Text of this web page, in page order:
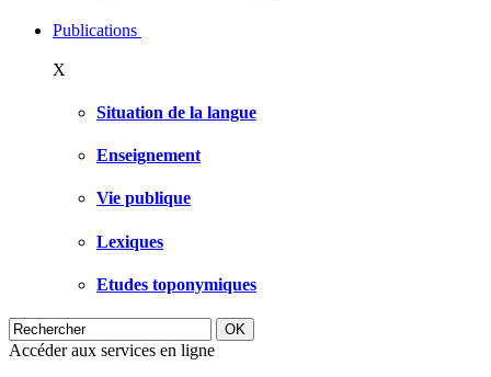
Publications
X
Situation de la langue
Enseignement
Vie publique
Lexiques
Etudes toponymiques
Accéder aux services en ligne